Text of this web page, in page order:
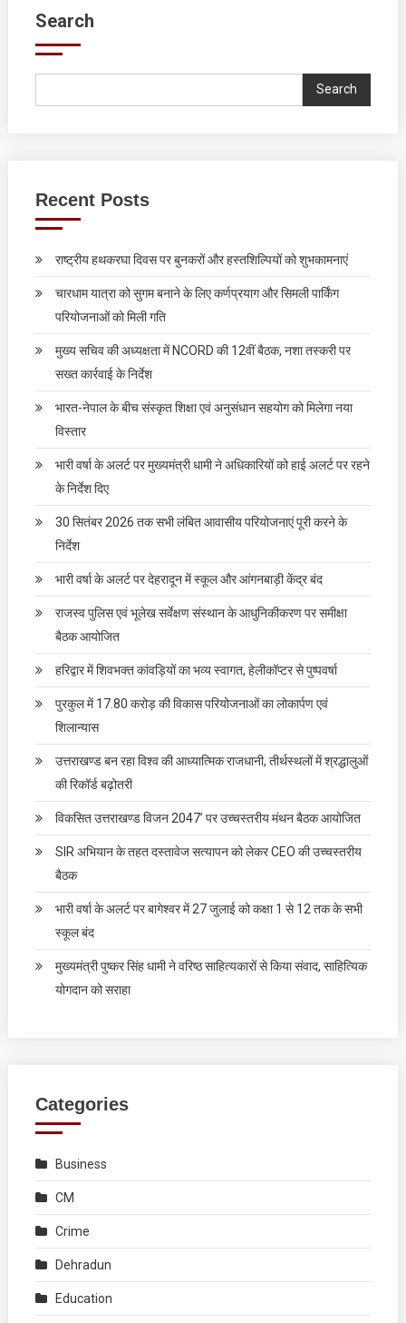
Search
Search
Recent Posts
राष्ट्रीय हथकरघा दिवस पर बुनकरों और हस्तशिल्पियों को शुभकामनाएं
चारधाम यात्रा को सुगम बनाने के लिए कर्णप्रयाग और सिमली पार्किंग
परियोजनाओं को मिली गति
मुख्य सचिव की अध्यक्षता में NCORD की 12वीं बैठक, नशा तस्करी पर
सख्त कार्रवाई के निर्देश
भारत-नेपाल के बीच संस्कृत शिक्षा एवं अनुसंधान सहयोग को मिलेगा नया
विस्तार
भारी वर्षा के अलर्ट पर मुख्यमंत्री धामी ने अधिकारियों को हाई अलर्ट पर रहने
के निर्देश दिए
30 सितंबर 2026 तक सभी लंबित आवासीय परियोजनाएं पूरी करने के
निर्देश
भारी वर्षा के अलर्ट पर देहरादून में स्कूल और आंगनबाड़ी केंद्र बंद
राजस्व पुलिस एवं भूलेख सर्वेक्षण संस्थान के आधुनिकीकरण पर समीक्षा
बैठक आयोजित
हरिद्वार में शिवभक्त कांवड़ियों का भव्य स्वागत, हेलीकॉप्टर से पुष्पवर्षा
पुरकुल में 17.80 करोड़ की विकास परियोजनाओं का लोकार्पण एवं
शिलान्यास
उत्तराखण्ड बन रहा विश्व की आध्यात्मिक राजधानी, तीर्थस्थलों में श्रद्धालुओं
की रिकॉर्ड बढ़ोतरी
विकसित उत्तराखण्ड विजन 2047’ पर उच्चस्तरीय मंथन बैठक आयोजित
SIR अभियान के तहत दस्तावेज सत्यापन को लेकर CEO की उच्चस्तरीय
बैठक
भारी वर्षा के अलर्ट पर बागेश्वर में 27 जुलाई को कक्षा 1 से 12 तक के सभी
स्कूल बंद
मुख्यमंत्री पुष्कर सिंह धामी ने वरिष्ठ साहित्यकारों से किया संवाद, साहित्यिक
योगदान को सराहा
Categories
Business
CM
Crime
Dehradun
Education